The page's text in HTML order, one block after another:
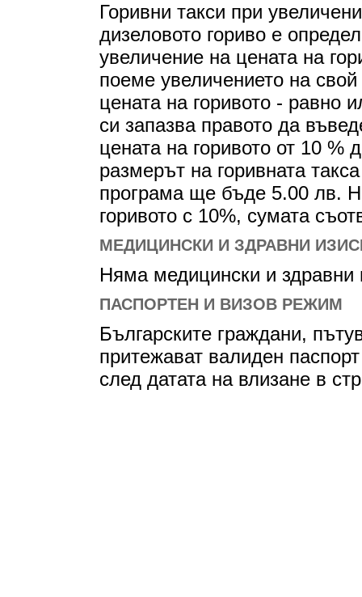
Горивни такси при
дизеловото гориво е
увеличение на цената на
поеме увеличението на
цената на горивото - равно
си запазва правото да
цената на горивото от 10 %
размерът на горивната
програма ще бъде 5.00 лв.
горивото с 10%, сумата
МЕДИЦИНСКИ И ЗДРАВНИ
Няма медицински и здравни
ПАСПОРТЕН И ВИЗОВ РЕЖИМ
Българските граждани,
притежават валиден
след датата на влизане в